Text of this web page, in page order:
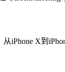
从iPhone X到